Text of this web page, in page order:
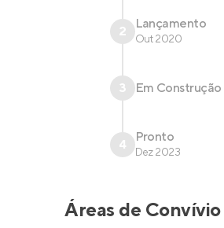
2 Lançamento
Out 2020
3 Em Construção
4 Pronto
Dez 2023
Áreas de